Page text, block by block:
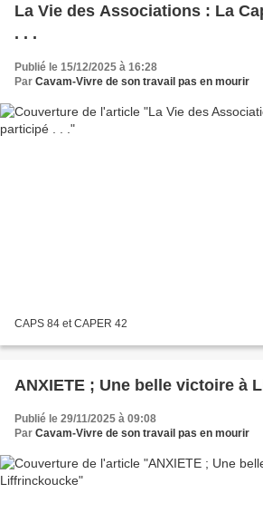
La Vie des Associations : La
. . .
Publié le 15/12/2025 à 16:28
Par Cavam-Vivre de son travail pas en mourir
CAPS 84 et CAPER 42
ANXIETE ; Une belle victoire à
Publié le 29/11/2025 à 09:08
Par Cavam-Vivre de son travail pas en mourir